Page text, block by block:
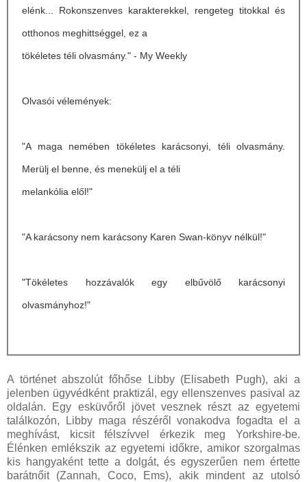
elénk... Rokonszenves karakterekkel, rengeteg titokkal és
otthonos meghittséggel, ez a
tökéletes téli olvasmány." - My Weekly
Olvasói vélemények:
"A maga nemében tökéletes karácsonyi, téli olvasmány.
Merülj el benne, és menekülj el a téli
melankólia elől!"
"A karácsony nem karácsony Karen Swan-könyv nélkül!"
"Tökéletes hozzávalók egy elbűvölő karácsonyi
olvasmányhoz!"
A történet abszolút főhőse Libby (Elisabeth Pugh), aki a
jelenben ügyvédként praktizál, egy ellenszenves pasival az
oldalán. Egy esküvőről jövet vesznek részt az egyetemi
találkozón, Libby maga részéről vonakodva fogadta el a
meghívást, kicsit félszívvel érkezik meg Yorkshire-be.
Élénken emlékszik az egyetemi időkre, amikor szorgalmas
kis hangyaként tette a dolgát, és egyszerűen nem értette
barátnőit (Zannah, Coco, Ems), akik mindent az utolsó